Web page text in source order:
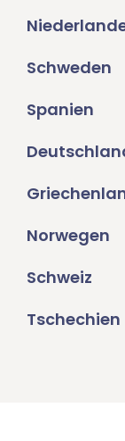
Schweden
Spanien
Norwegen
Schweiz
Tschechien